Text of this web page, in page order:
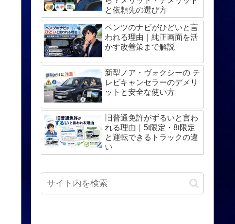
と依頼先の選び方
ベンツのナビがひどいと言
われる理由｜純正画面を活
かす改善策まで解説
新型ノア・ヴォクシーの テ
レビキャンセラーのデメリ
ットと安全な使い方
旧普通免許がずるいと言わ
れる理由｜5t限定・8t限定
と運転できるトラックの違
い